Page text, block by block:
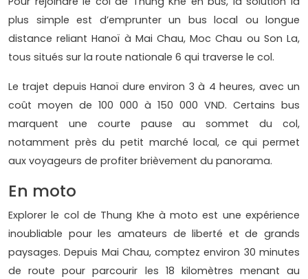
plus simple est d’emprunter un bus local ou longue
distance reliant Hanoï à Mai Chau, Moc Chau ou Son La,
tous situés sur la route nationale 6 qui traverse le col.
Le trajet depuis Hanoï dure environ 3 à 4 heures, avec un
coût moyen de 100 000 à 150 000 VND. Certains bus
marquent une courte pause au sommet du col,
notamment près du petit marché local, ce qui permet
aux voyageurs de profiter brièvement du panorama.
En moto
Explorer le col de Thung Khe à moto est une expérience
inoubliable pour les amateurs de liberté et de grands
paysages. Depuis Mai Chau, comptez environ 30 minutes
de route pour parcourir les 18 kilomètres menant au